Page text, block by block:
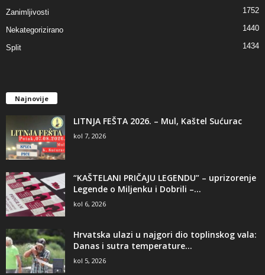
Zanimljivosti 1752
Nekategorizirano 1440
Split 1434
Najnovije
LITNJA FEŠTA 2026. – Mul, Kaštel Sućurac
kol 7, 2026
“KAŠTELANI PRIČAJU LEGENDU” – uprizorenje
Legende o Miljenku i Dobrili –...
kol 6, 2026
Hrvatska ulazi u najgori dio toplinskog vala:
Danas i sutra temperature...
kol 5, 2026